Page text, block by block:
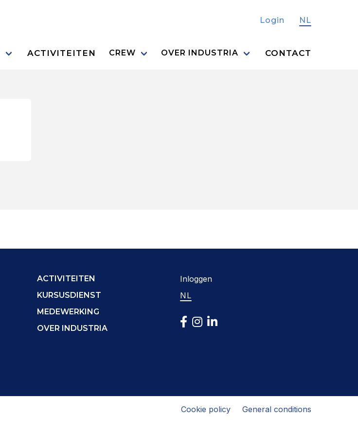
Login NL
ACTIVITEITEN CREW OVER INDUSTRIA CONTACT
ACTIVITEITEN
KURSUSDIENST
MEDEWERKING
OVER INDUSTRIA
Inloggen
NL
Cookie policy General conditions